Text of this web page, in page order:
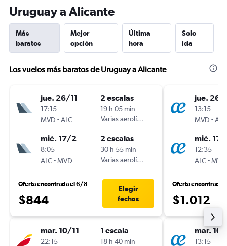
Uruguay a Alicante
Más
baratos
Mejor
opción
Última
hora
Solo
ida
Los vuelos más baratos de Uruguay a Alicante
jue. 26/11
17:15
MVD -ALC
2 escalas
19 h 05 min
Varias aerolíneas
mié. 17/2
8:05
ALC-MVD
2 escalas
30 h 55 min
Varias aerolíneas
Oferta encontrada el 6/8
$844
Elegir
fechas
mar. 10/11
22:15
1 escala
18 h 40 min
jue. 26/
13:15
MVD -ALC
mié.
12:35
ALC-MVD
Oferta encontrada
$1.012
mar. 10/
13:15